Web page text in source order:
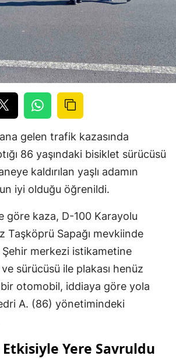
gelen trafik kazasında
86 yaşındaki bisiklet sürücüsü
kaldırılan yaşlı adamın
iyi olduğu öğrenildi.
göre kaza, D-100 Karayolu
Taşköprü Sapağı mevkiinde
merkezi istikametine
sürücüsü ile plakası henüz
otomobil, iddiaya göre yola
A. (86) yönetimindeki
Etkisiyle Yere Savruldu